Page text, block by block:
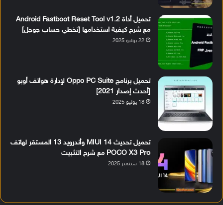
تحميل أداة Android Fastboot Reset Tool v1.2
مع شرح كيفية استخدامها [تخطي حساب جوجل]
22 يوليو 2025
تحميل برنامج Oppo PC Suite لإدارة هواتف أوبو
[أحدث إصدار 2021]
18 يوليو 2025
تحميل تحديث MIUI 14 وأندرويد 13 المستقر لهاتف
POCO X3 Pro مع شرح التثبيت
18 سبتمبر 2025